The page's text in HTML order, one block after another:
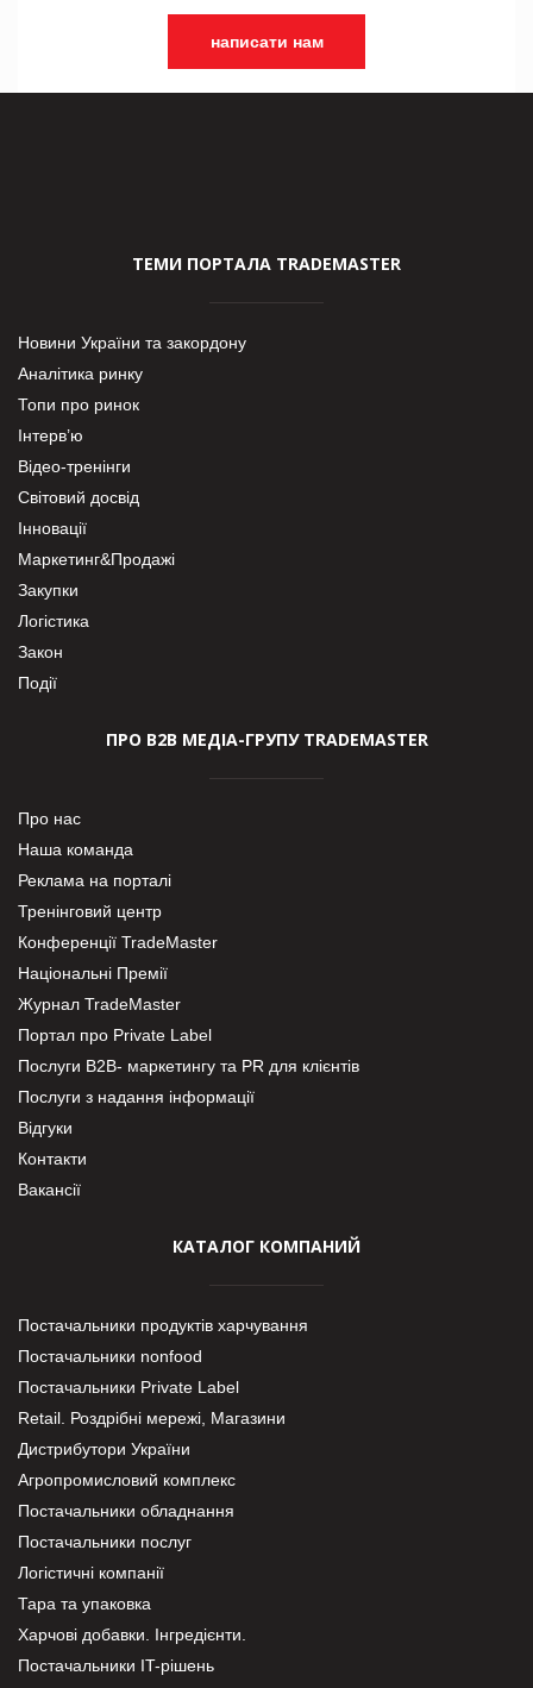
написати нам
ТЕМИ ПОРТАЛА TRADEMASTER
Новини України та закордону
Аналітика ринку
Топи про ринок
Інтерв’ю
Відео-тренінги
Світовий досвід
Інновації
Маркетинг&Продажі
Закупки
Логістика
Закон
Події
ПРО В2В МЕДІА-ГРУПУ TRADEMASTER
Про нас
Наша команда
Реклама на порталі
Тренінговий центр
Конференції TradeMaster
Національні Премії
Журнал TradeMaster
Портал про Private Label
Послуги В2В- маркетингу та PR для клієнтів
Послуги з надання інформації
Відгуки
Контакти
Вакансії
КАТАЛОГ КОМПАНИЙ
Постачальники продуктів харчування
Постачальники nonfood
Постачальники Private Label
Retail. Роздрібні мережі, Магазини
Дистрибутори України
Агропромисловий комплекс
Постачальники обладнання
Постачальники послуг
Логістичні компанії
Тара та упаковка
Харчові добавки. Інгредієнти.
Постачальники IT-рішень